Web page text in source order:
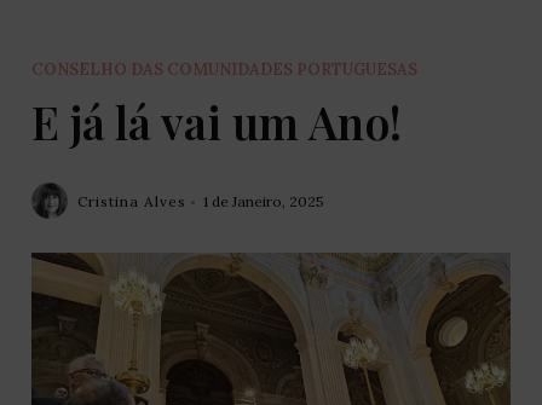
CONSELHO DAS COMUNIDADES PORTUGUESAS
E já lá vai um Ano!
Cristina Alves 1 de Janeiro, 2025